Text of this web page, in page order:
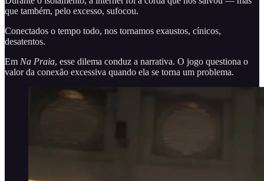
que também, pelo excesso, sufocou.
Conectados o tempo todo, nos tornamos exaustos, cínicos,
desatentos.
Em Na Praia, esse dilema conduz a narrativa. O jogo questiona o
valor da conexão excessiva quando ela se torna um problema.